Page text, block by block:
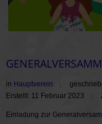
in Hauptverein
Erstellt: 11 Februar 2023
Einladung zur